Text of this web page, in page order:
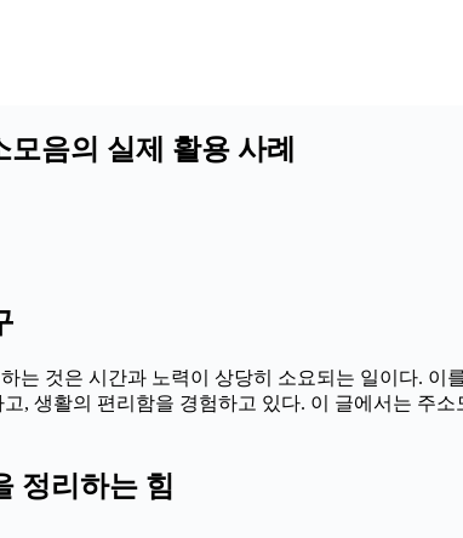
음의 실제 활용 사례
것은 시간과 노력이 상당히 소요되는 일이다. 이
, 생활의 편리함을 경험하고 있다. 이 글에서는 주
정리하는 힘